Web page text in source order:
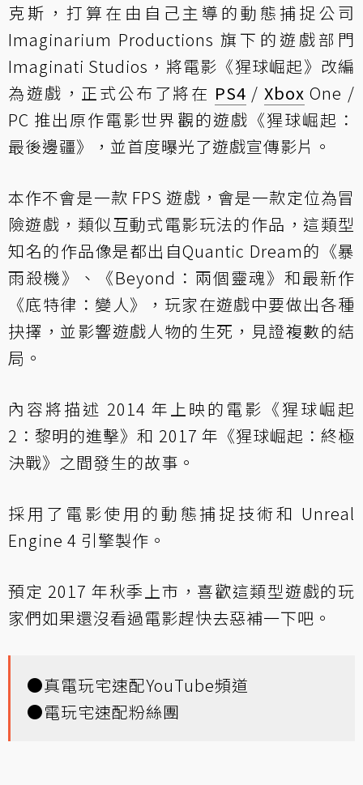
克斯，打算在由自己主導的動態捕捉公司
Imaginarium Productions 旗下的遊戲部門
Imaginati Studios，將電影《猩球崛起》改編
為遊戲，正式公布了將在 PS4 / Xbox One /
PC 推出原作電影世界觀的遊戲《猩球崛起：
最後邊疆》，並首度曝光了遊戲宣傳影片。
本作不會是一款 FPS 遊戲，會是一款定位為冒
險遊戲，類似互動式電影玩法的作品，這類型
知名的作品像是都出自Quantic Dream的《暴
雨殺機》、《Beyond：兩個靈魂》和最新作
《底特律：變人》，玩家在遊戲中要做出各種
抉擇，並影響遊戲人物的生死，見證複數的結
局。
內容將描述 2014 年上映的電影《猩球崛起
2：黎明的進擊》和 2017 年《猩球崛起：終極
決戰》之間發生的故事。
採用了電影使用的動態捕捉技術和 Unreal
Engine 4 引擎製作。
預定 2017 年秋季上市，喜歡這類型遊戲的玩
家們如果還沒看過電影趕快去惡補一下吧。
●真電玩宅速配YouTube頻道
●電玩宅速配粉絲團